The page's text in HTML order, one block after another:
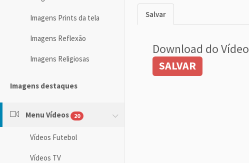
Imagens Prints da tela
Imagens Reflexão
Imagens Religiosas
Imagens destaques
Menu Vídeos 20
Vídeos Futebol
Vídeos TV
Salvar
Download do Vídeo
SALVAR